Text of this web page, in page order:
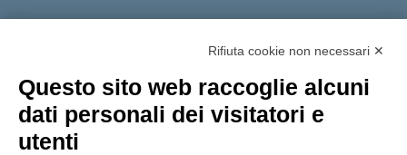
Tutti gli argomenti
Amministrazione Trasparente
Privacy Policy
Dichiarazione di accessibilitàObiettivi di accessibilità
Seguici su:
Rifiuta cookie non necessari ✕
Questo sito web raccoglie alcuni
dati personali dei visitatori e
utenti